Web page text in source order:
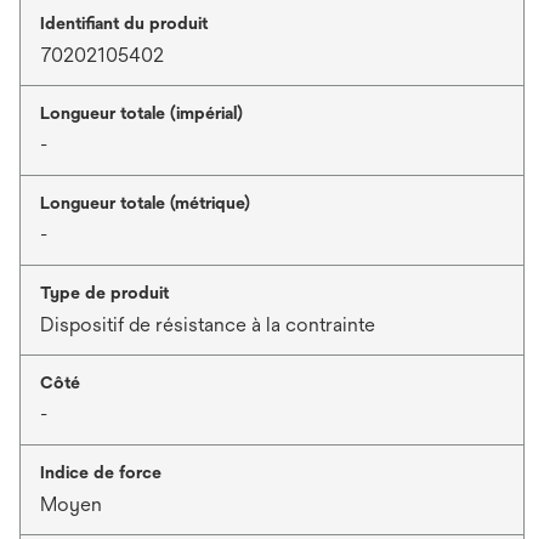
Identifiant du produit
70202105402
Longueur totale (impérial)
-
Longueur totale (métrique)
-
Type de produit
Dispositif de résistance à la contrainte
Côté
-
Indice de force
Moyen